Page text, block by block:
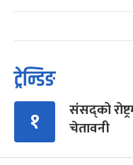
ट्रेन्डिङ
१
संसद्को
चेतावनी